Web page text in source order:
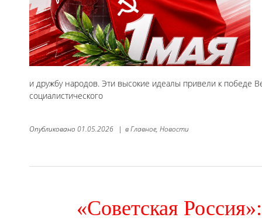
и дружбу народов. Эти высокие идеалы привели к победе
социалистического
Опубликовано 01.05.2026 | вГлавное, Новости
«Советская